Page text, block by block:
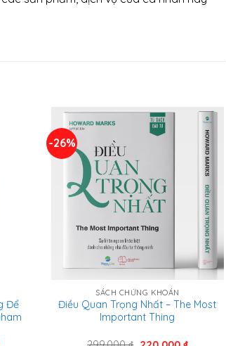
Để
-26%
SÁCH CHỨNG KHOÁN
Điều Quan Trọng Nhất – The Most
Important Thing